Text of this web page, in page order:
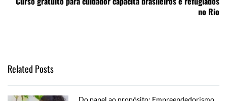
no Rio
Related Posts